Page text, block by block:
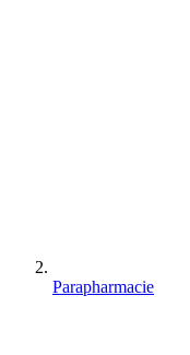
Parapharmacie